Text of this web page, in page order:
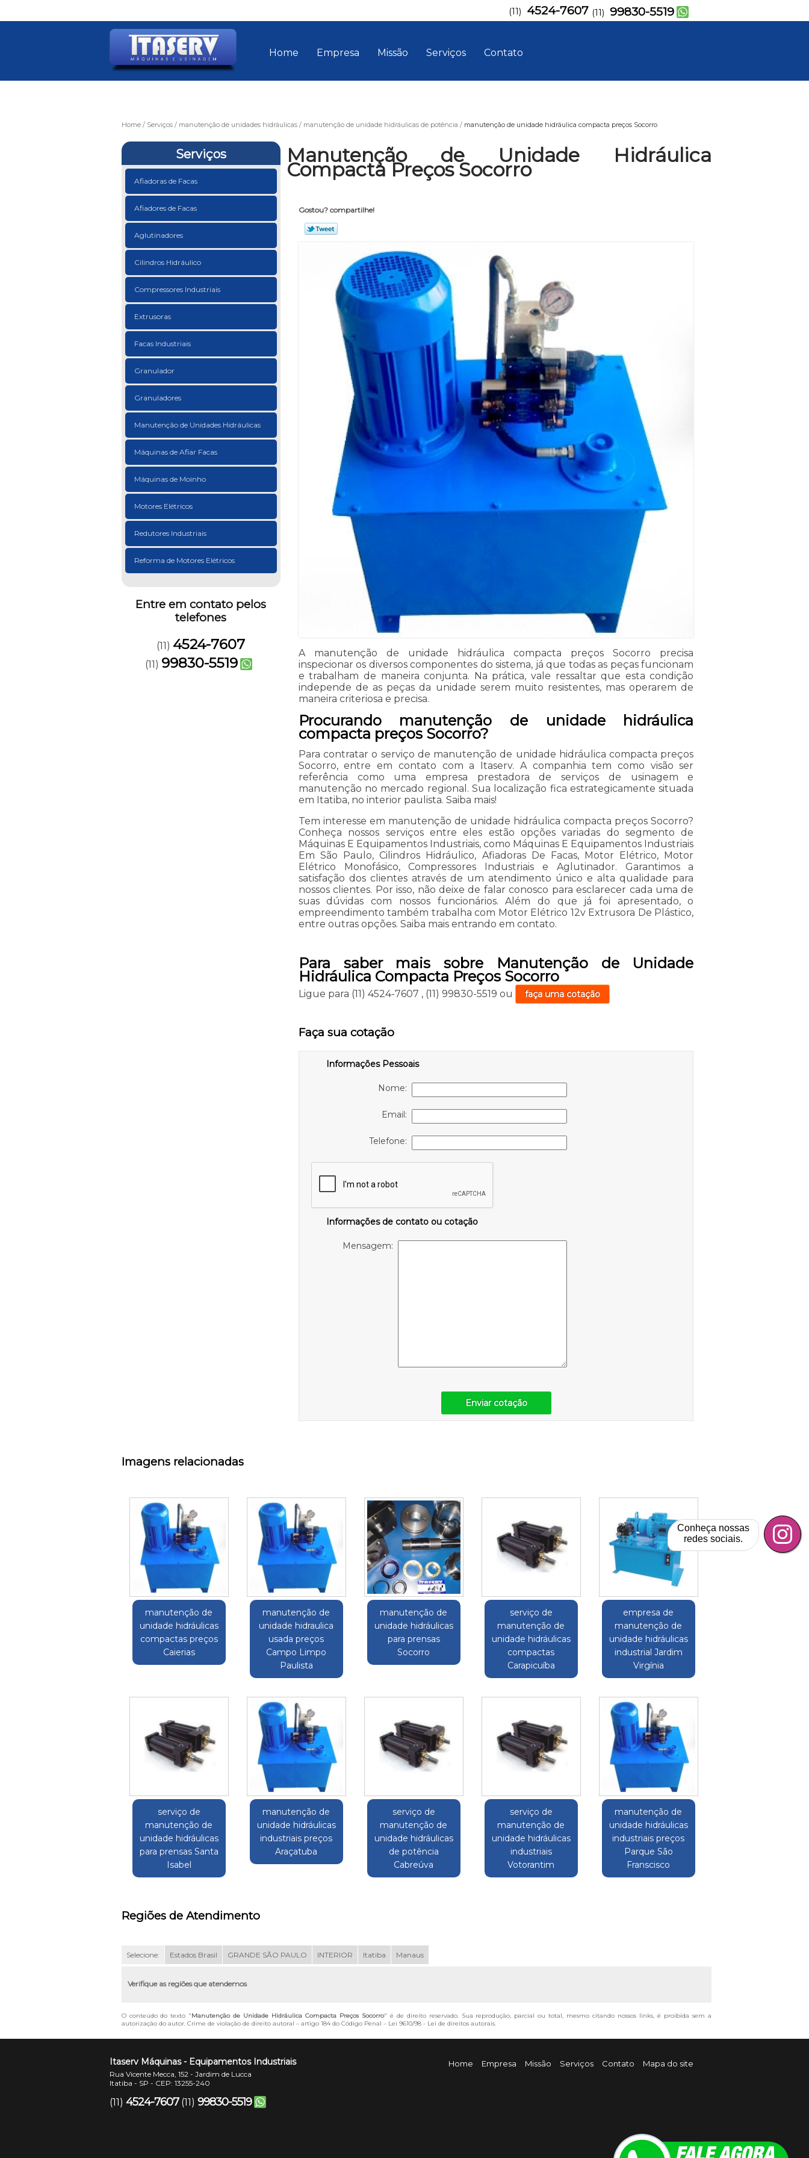
Home Empresa Missão Serviços Contato
(11) 4524-7607 (11) 99830-5519
Home Serviços manutenção de unidades hidráulicas manutenção de unidade hidráulicas de potência manutenção de unidade hidráulica compacta preços Socorro
Serviços
Afiadoras de Facas
Afiadores de Facas
Aglutinadores
Cilindros Hidráulico
Compressores Industriais
Extrusoras
Facas Industriais
Granulador
Granuladores
Manutenção de Unidades Hidráulicas
Máquinas de Afiar Facas
Máquinas de Moinho
Motores Elétricos
Redutores Industriais
Reforma de Motores Elétricos
Entre em contato pelos
telefones
(11) 4524-7607
(11) 99830-5519
Manutenção de Unidade Hidráulica
Compacta Preços Socorro
Gostou? compartilhe!
A manutenção de unidade hidráulica compacta preços Socorro precisa
inspecionar os diversos componentes do sistema, já que todas as peças funcionam
e trabalham de maneira conjunta. Na prática, vale ressaltar que esta condição
independe de as peças da unidade serem muito resistentes, mas operarem de
maneira criteriosa e precisa.
Procurando manutenção de unidade hidráulica
compacta preços Socorro?
Para contratar o serviço de manutenção de unidade hidráulica compacta preços
Socorro, entre em contato com a Itaserv. A companhia tem como visão ser
referência como uma empresa prestadora de serviços de usinagem e
manutenção no mercado regional. Sua localização fica estrategicamente situada
em Itatiba, no interior paulista. Saiba mais!
Tem interesse em manutenção de unidade hidráulica compacta preços Socorro?
Conheça nossos serviços entre eles estão opções variadas do segmento de
Máquinas E Equipamentos Industriais, como Máquinas E Equipamentos Industriais
Em São Paulo, Cilindros Hidráulico, Afiadoras De Facas, Motor Elétrico, Motor
Elétrico Monofásico, Compressores Industriais e Aglutinador. Garantimos a
satisfação dos clientes através de um atendimento único e alta qualidade para
nossos clientes. Por isso, não deixe de falar conosco para esclarecer cada uma de
suas dúvidas com nossos funcionários. Além do que já foi apresentado, o
empreendimento também trabalha com Motor Elétrico 12v Extrusora De Plástico,
entre outras opções. Saiba mais entrando em contato.
Para saber mais sobre Manutenção de Unidade
Hidráulica Compacta Preços Socorro
Ligue para (11) 4524-7607 , (11) 99830-5519 ou faça uma cotação
Faça sua cotação
Informações Pessoais
Nome:
Email:
Telefone:
Informações de contato ou cotação
Mensagem:
Enviar cotação
Imagens relacionadas
manutenção de
unidade hidráulicas
compactas preços
Caierias
manutenção de
unidade hidraulica
usada preços
Campo Limpo
Paulista
manutenção de
unidade hidráulicas
para prensas
Socorro
serviço de
manutenção de
unidade hidráulicas
compactas
Carapicuíba
empresa de
manutenção de
unidade hidráulicas
industrial Jardim
Virgínia
serviço de
manutenção de
unidade hidráulicas
para prensas Santa
Isabel
manutenção de
unidade hidráulicas
industriais preços
Araçatuba
serviço de
manutenção de
unidade hidráulicas
de potência
Cabreúva
serviço de
manutenção de
unidade hidráulicas
industriais
Votorantim
manutenção de
unidade hidráulicas
industriais preços
Parque São
Franscisco
Regiões de Atendimento
Selecione: Estados Brasil GRANDE SÃO PAULO INTERIOR Itatiba Manaus
Verifique as regiões que atendemos
O conteúdo do texto "Manutenção de Unidade Hidráulica Compacta Preços Socorro" é de direito reservado. Sua reprodução, parcial ou total, mesmo citando nossos links, é proibida sem a
autorização do autor. Crime de violação de direito autoral – artigo 184 do Código Penal – Lei 9610/98 - Lei de direitos autorais.
Itaserv Máquinas - Equipamentos Industriais
Rua Vicente Mecca, 152 - Jardim de Lucca
Itatiba - SP - CEP: 13255-240
(11) 4524-7607 (11) 99830-5519
Home Empresa Missão Serviços Contato Mapa do site
Conheça nossas
redes sociais.